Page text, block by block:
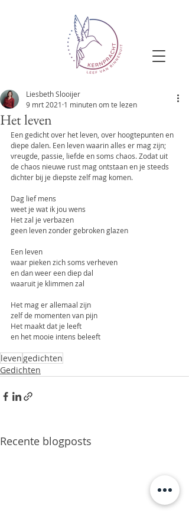
Het leven
Liesbeth Slooijer
9 mrt 2021 1 minuten om te lezen
Een gedicht over het leven, over hoogtepunten en
diepe dalen. Een leven waarin alles er mag zijn;
vreugde, passie, liefde en soms chaos. Zodat uit
de chaos nieuwe rust mag ontstaan en je steeds
dichter bij je diepste zelf mag komen.
Dag lief mens
weet je wat ik jou wens
Het zal je verbazen
geen leven zonder gebroken glazen
Een leven
waar pieken zich soms verheven
en dan weer een diep dal
waaruit je klimmen zal
Het mag er allemaal zijn
zelf de momenten van pijn
Het maakt dat je leeft
en het mooie intens beleeft
leven gedichten
Gedichten
Recente blogposts